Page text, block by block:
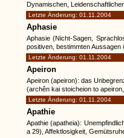
Dynamischen,
Letzte Änderung: 01.11.2004
Aphasie
Aphasie (Nicht-Sagen,
positiven, bestimmten
Letzte Änderung: 01.11.2004
Apeiron
Apeiron (apeiron): das
(archên kai stoicheion to
Letzte Änderung: 01.11.2004
Apathie
Apathie (apatheia):
a 29), Affektlosigkeit,